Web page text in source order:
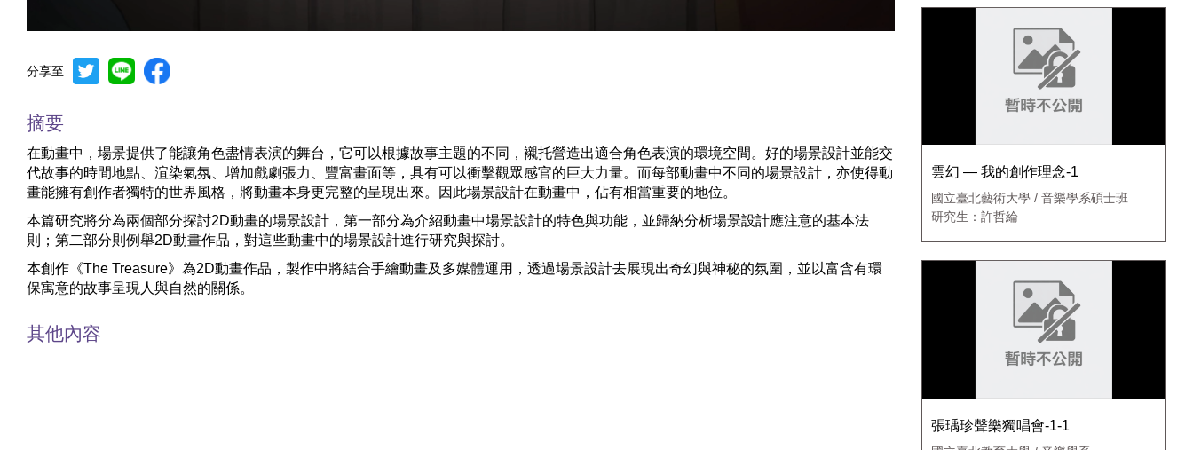
分享至
摘要
在動畫中，場景提供了能讓角色盡情表演的舞台，它可以根據故事主題的不同，襯托營造出適合角色表演的環境空間。好的場景設計並能交
代故事的時間地點、渲染氣氛、增加戲劇張力、豐富畫面等，具有可以衝擊觀眾感官的巨大力量。而每部動畫中不同的場景設計，亦使得動
畫能擁有創作者獨特的世界風格，將動畫本身更完整的呈現出來。因此場景設計在動畫中，佔有相當重要的地位。
本篇研究將分為兩個部分探討2D動畫的場景設計，第一部分為介紹動畫中場景設計的特色與功能，並歸納分析場景設計應注意的基本法
則；第二部分則例舉2D動畫作品，對這些動畫中的場景設計進行研究與探討。
本創作《The Treasure》為2D動畫作品，製作中將結合手繪動畫及多媒體運用，透過場景設計去展現出奇幻與神秘的氛圍，並以富含有環
保寓意的故事呈現人與自然的關係。
其他內容
雲幻 — 我的創作理念-1
國立臺北藝術大學 / 音樂學系碩士班
研究生：許哲綸
張瑀珍聲樂獨唱會-1-1